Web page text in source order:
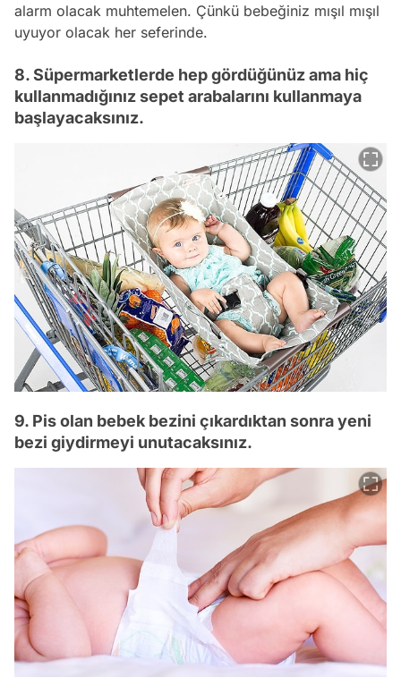
alarm olacak muhtemelen. Çünkü bebeğiniz mışıl mışıl
uyuyor olacak her seferinde.
8. Süpermarketlerde hep gördüğünüz ama hiç
kullanmadığınız sepet arabalarını kullanmaya
başlayacaksınız.
9. Pis olan bebek bezini çıkardıktan sonra yeni
bezi giydirmeyi unutacaksınız.